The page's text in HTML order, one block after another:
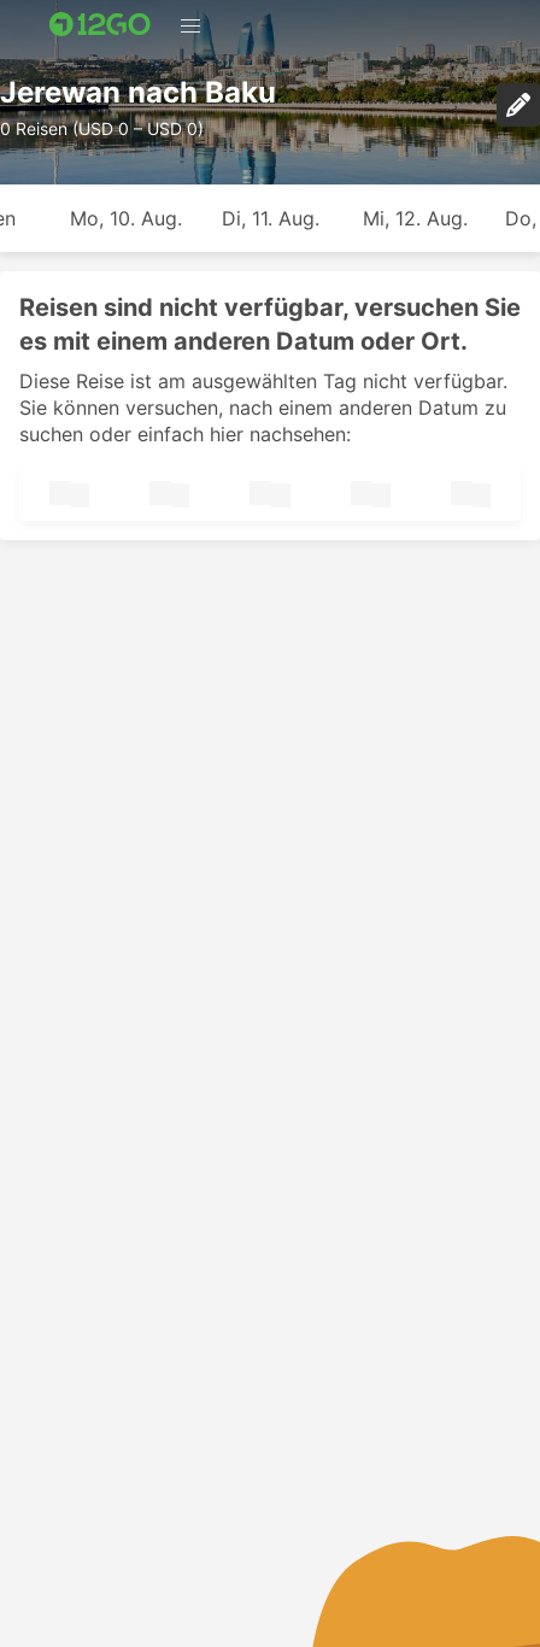
Jerewan nach Baku
0 Reisen (USD 0 – USD 0)
Mo, 10. Aug. Di, 11. Aug. Mi, 12. Aug.
Reisen sind nicht verfügbar, versuchen Sie
es mit einem anderen Datum oder Ort.
Diese Reise ist am ausgewählten Tag nicht verfügbar.
Sie können versuchen, nach einem anderen Datum zu
suchen oder einfach hier nachsehen: